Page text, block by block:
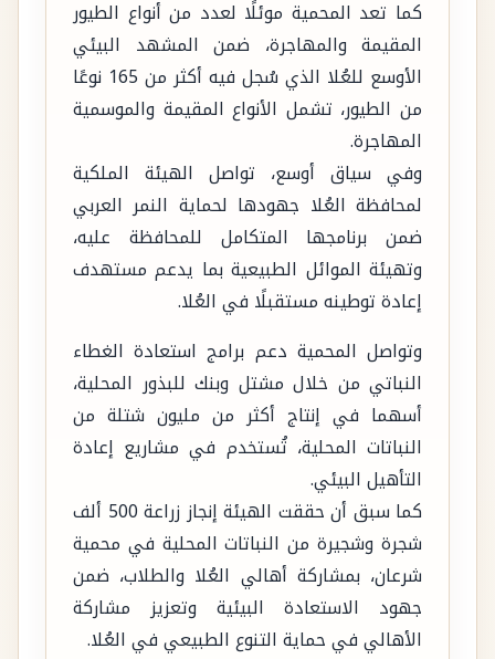
كما تعد المحمية موئلًا لعدد من أنواع الطيور
المقيمة والمهاجرة، ضمن المشهد البيئي
الأوسع للعُلا الذي سُجل فيه أكثر من 165 نوعًا
من الطيور، تشمل الأنواع المقيمة والموسمية
المهاجرة.
وفي سياق أوسع، تواصل الهيئة الملكية
لمحافظة العُلا جهودها لحماية النمر العربي
ضمن برنامجها المتكامل للمحافظة عليه،
وتهيئة الموائل الطبيعية بما يدعم مستهدف
إعادة توطينه مستقبلًا في العُلا.
وتواصل المحمية دعم برامج استعادة الغطاء
النباتي من خلال مشتل وبنك للبذور المحلية،
أسهما في إنتاج أكثر من مليون شتلة من
النباتات المحلية، تُستخدم في مشاريع إعادة
التأهيل البيئي.
كما سبق أن حققت الهيئة إنجاز زراعة 500 ألف
شجرة وشجيرة من النباتات المحلية في محمية
شرعان، بمشاركة أهالي العُلا والطلاب، ضمن
جهود الاستعادة البيئية وتعزيز مشاركة
الأهالي في حماية التنوع الطبيعي في العُلا.